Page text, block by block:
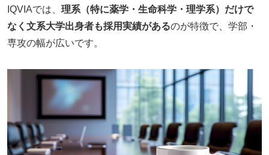
IQVIAでは、 理系（特に薬学・生命科学・理学系）だけで
なく文系大学出身者も採用実績があるのが特徴で、学部・
専攻の幅が広いです。